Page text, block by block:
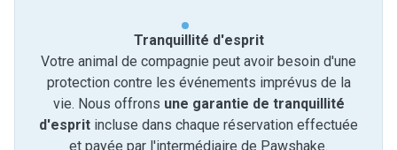
Tranquillité d'esprit
Votre animal de compagnie peut avoir besoin d'une
protection contre les événements imprévus de la
vie. Nous offrons une garantie de tranquillité
d'esprit incluse dans chaque réservation effectuée
et payée par l'intermédiaire de Pawshake.